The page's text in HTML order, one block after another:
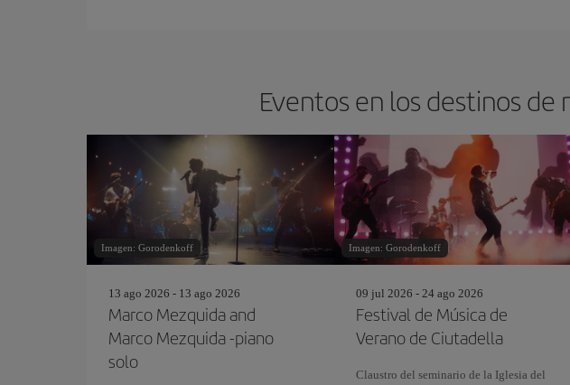
Eventos en los destinos
Imagen: Gorodenkoff
13 ago 2026 - 13 ago 2026
Marco Mezquida and
Marco Mezquida -piano
solo
Imagen: Gorodenkoff
09 jul 2026 - 24 ago 2026
Festival de Música de
Verano de Ciutadella
Claustro del seminario de la Iglesia del